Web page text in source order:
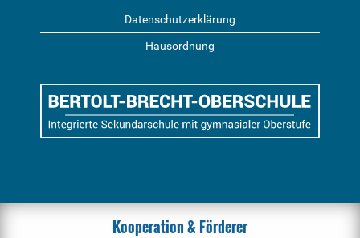
Datenschutzerklärung
Hausordnung
Kooperation & Förderer